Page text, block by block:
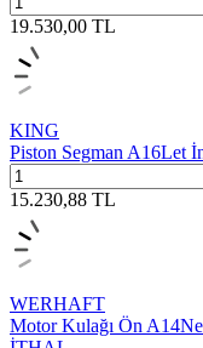
19.530,00 TL
KING
Piston Segman A16Let
15.230,88 TL
WERHAFT
Motor Kulağı Ön